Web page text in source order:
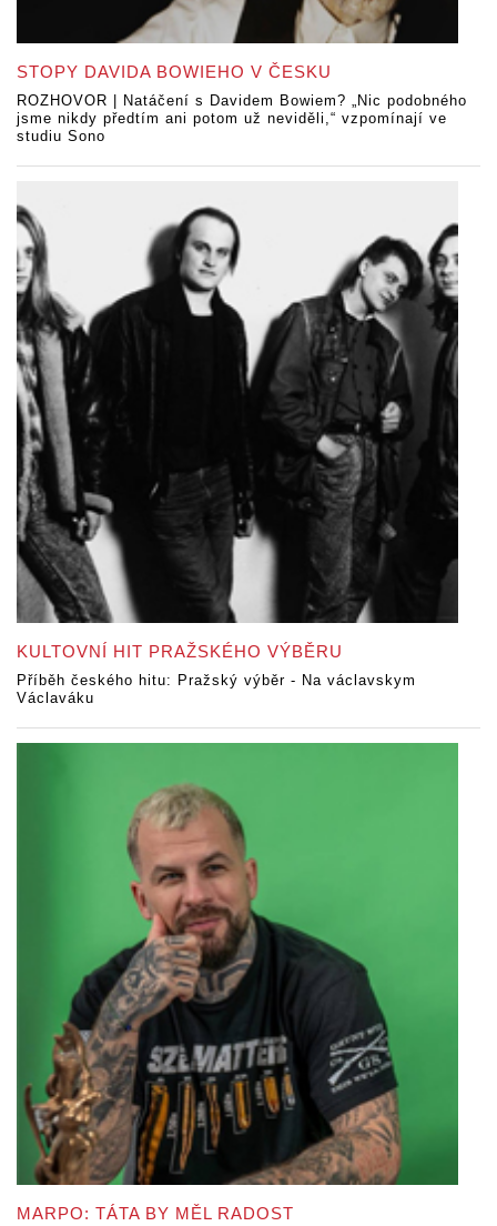
STOPY DAVIDA BOWIEHO V ČESKU
ROZHOVOR | Natáčení s Davidem Bowiem? „Nic podobného
jsme nikdy předtím ani potom už neviděli,“ vzpomínají ve
studiu Sono
KULTOVNÍ HIT PRAŽSKÉHO VÝBĚRU
Příběh českého hitu: Pražský výběr - Na václavskym
Václaváku
MARPO: TÁTA BY MĚL RADOST